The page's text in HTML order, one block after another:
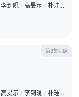
李到晛 / 高旻示 / 朴珪瑛
第8集完结
高旻示 / 李到晛 / 朴珪瑛